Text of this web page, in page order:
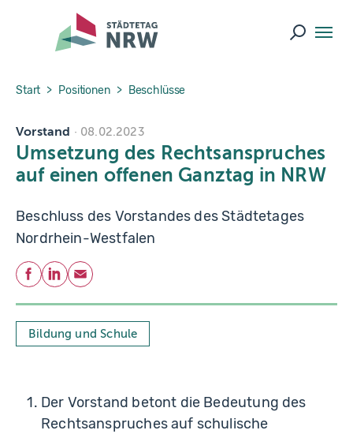
Skip to main navigation
Skip to main content
Skip to page footer
Suche
You are here:
Start Positionen Beschlüsse
Vorstand 08.02.2023
Umsetzung des Rechtsanspruches
auf einen offenen Ganztag in NRW
Beschluss des Vorstandes des Städtetages
Nordrhein-Westfalen
Teilen
Facebook
LinkedIn
E-Mail
Bildung und Schule
Der Vorstand betont die Bedeutung des
Rechtsanspruches auf schulische